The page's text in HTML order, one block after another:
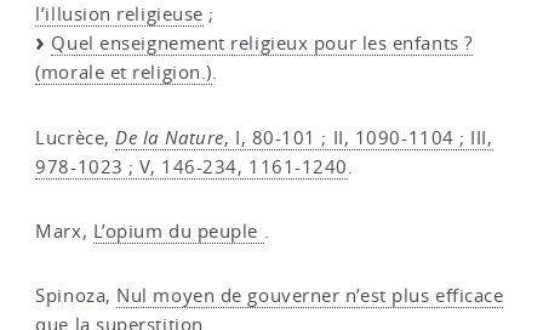
l’illusion religieuse ;
Quel enseignement religieux pour les enfants ?
(morale et religion.).
Lucrèce, De la Nature, I, 80-101 ; II, 1090-1104 ; III,
978-1023 ; V, 146-234, 1161-1240
Marx, L’opium du peuple .
Spinoza, Nul moyen de gouverner n’est plus efficace
que la superstition